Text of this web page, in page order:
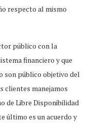
respecto al mismo
público con la
financiero y que
son público objetivo del
clientes manejamos
de Libre Disponibilidad
último es un acuerdo y